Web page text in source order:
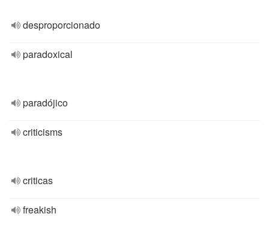
desproporcionado
paradoxical
paradójico
criticisms
criticas
freakish